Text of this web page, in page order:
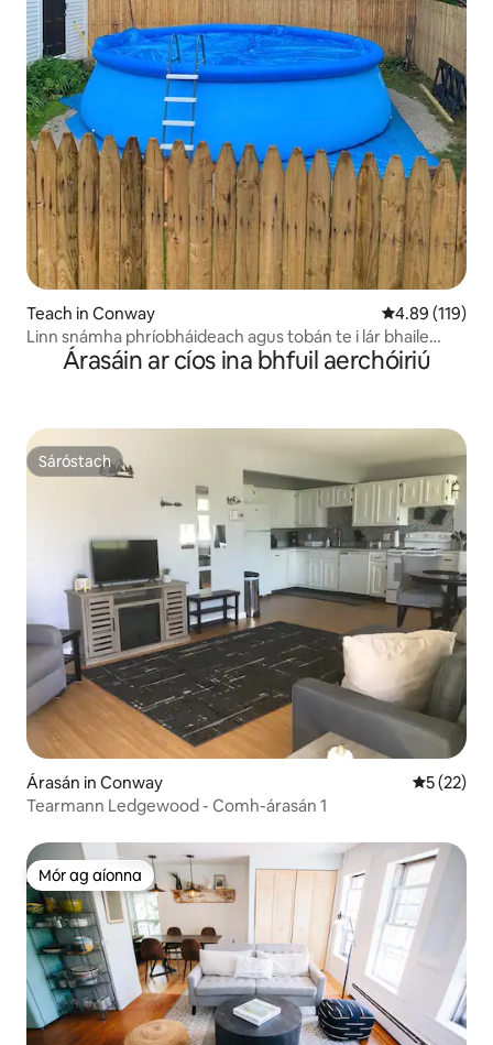
Teach in Conway Meánrátáil
4.89 (119)
Linn snámha phríobháideach agus tobán te i lár bhaile
North Conway
Árasáin ar cíos ina bhfuil aerchóiriú
Sáróstach
Sáróstach
Árasán in Conway
5 (22)
Tearmann Ledgewood - Comh-árasán 1
Mór ag aíonna
Mór ag aíonna